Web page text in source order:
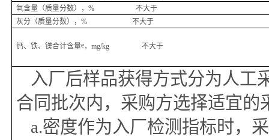
氧含量（质量分数）
，%
不大于
灰分（质量分数）
，% 不大于
钙、铁、镁合计含量e，mg/kg 不大于
入厂后样品获得方式分为人工
合同批次内，采购方选择适宜的
a.密度作为入厂检测指标时，